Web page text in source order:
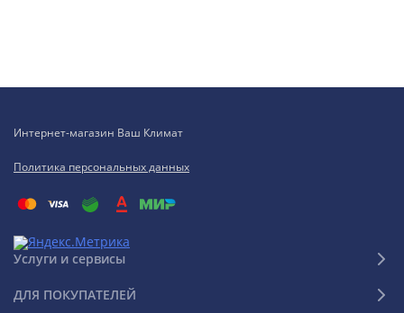
Интернет-магазин Ваш Климат
Политика персональных данных
Услуги и сервисы
ДЛЯ ПОКУПАТЕЛЕЙ